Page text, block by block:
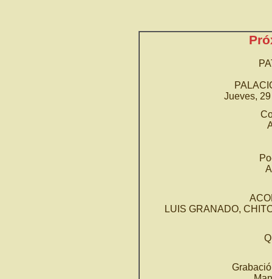
Jueves,
LUIS GRANADO,